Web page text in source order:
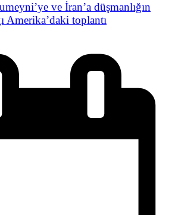
ve İran’a düşmanlığın
Amerika’daki toplantı